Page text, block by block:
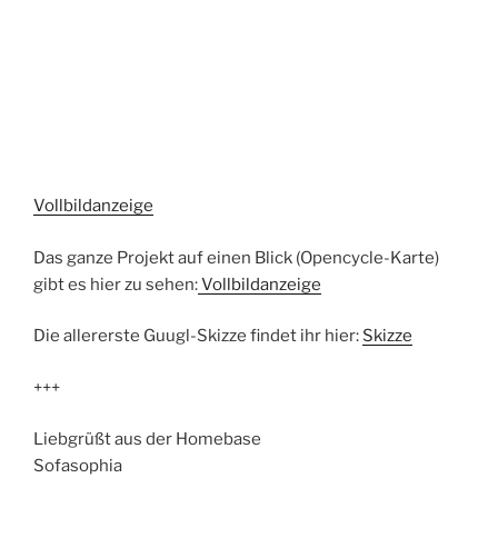
Vollbildanzeige
Das ganze Projekt auf einen Blick (Opencycle-Karte)
gibt es hier zu sehen:Vollbildanzeige
Die allererste Guugl-Skizze findet ihr hier: Skizze
+++
Liebgrüßt aus der Homebase
Sofasophia